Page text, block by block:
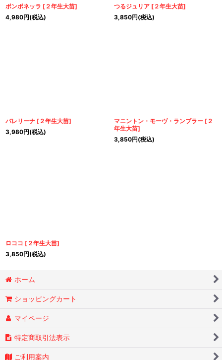
ポンポネッラ [ ２年生大苗]
4,980円(税込)
つるジュリア [ ２年生大苗]
3,850円(税込)
バレリーナ [ ２年生大苗]
3,980円(税込)
マニントン・モーヴ・ランブラー [ ２
年生大苗]
3,850円(税込)
ロココ [ ２年生大苗]
3,850円(税込)
ホーム
ショッピングカート
マイページ
特定商取引法表示
ご利用案内